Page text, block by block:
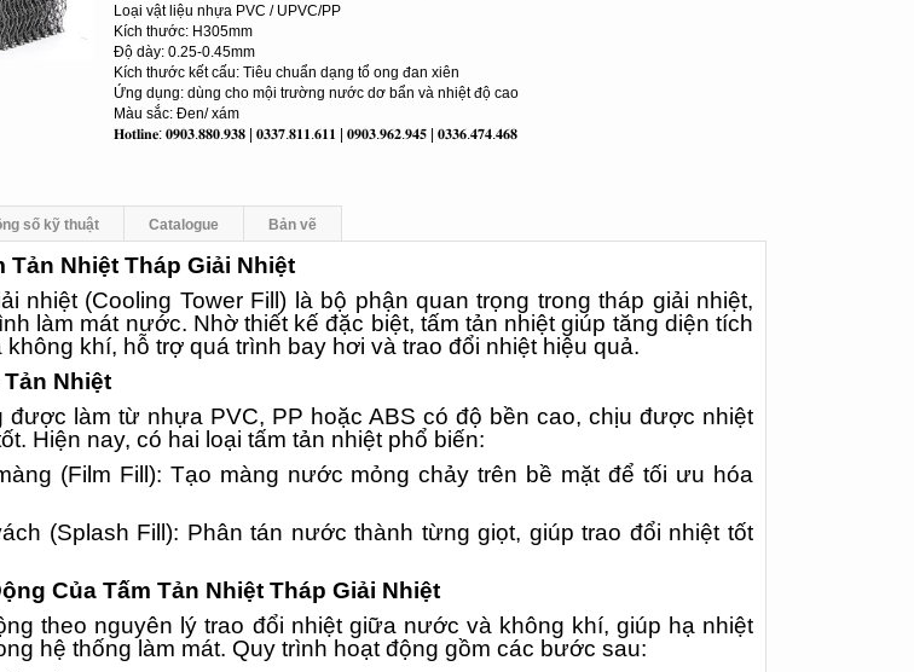
Loại vật liệu nhựa PVC / UPVC/PP
Kích thước: H305mm
Độ dày: 0.25-0.45mm
Kích thước kết cấu: Tiêu chuẩn dạng tổ ong đan xiên
Ứng dụng: dùng cho mội trường nước dơ bẩn và nhiệt độ cao
Màu sắc: Đen/ xám
𝐇𝐨𝐭𝐥𝐢𝐧𝐞: 𝟎𝟗𝟎𝟑.𝟖𝟖𝟎.𝟗𝟑𝟖 | 𝟎𝟑𝟑𝟕.𝟖𝟏𝟏.𝟔𝟏𝟏 | 𝟎𝟗𝟎𝟑.𝟗𝟔𝟐.𝟗𝟒𝟓 | 𝟎𝟑𝟑𝟔.𝟒𝟕𝟒.𝟒𝟔𝟖
số kỹ thuật Catalogue Bản vẽ
Tản Nhiệt Tháp Giải Nhiệt
nhiệt (Cooling Tower Fill) là bộ phận quan trọng trong tháp giải nhiệt,
làm mát nước. Nhờ thiết kế đặc biệt, tấm tản nhiệt giúp tăng diện tích
khí, hỗ trợ quá trình bay hơi và trao đổi nhiệt hiệu quả.
Tản Nhiệt
được làm từ nhựa PVC, PP hoặc ABS có độ bền cao, chịu được nhiệt
Hiện nay, có hai loại tấm tản nhiệt phổ biến:
(Film Fill): Tạo màng nước mỏng chảy trên bề mặt để tối ưu hóa
(Splash Fill): Phân tán nước thành từng giọt, giúp trao đổi nhiệt tốt
Của Tấm Tản Nhiệt Tháp Giải Nhiệt
theo nguyên lý trao đổi nhiệt giữa nước và không khí, giúp hạ nhiệt
hệ thống làm mát. Quy trình hoạt động gồm các bước sau: